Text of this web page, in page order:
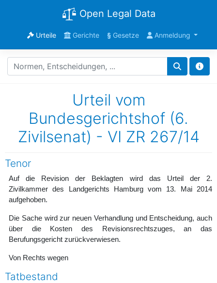
Open Legal Data
Urteile Gerichte §Gesetze Anmeldung
Urteil vom
Bundesgerichtshof (6.
Zivilsenat) - VI ZR 267/14
Tenor
Auf die Revision der Beklagten wird das Urteil der 2.
Zivilkammer des Landgerichts Hamburg vom 13. Mai 2014
aufgehoben.
Die Sache wird zur neuen Verhandlung und Entscheidung, auch
über die Kosten des Revisionsrechtszuges, an das
Berufungsgericht zurückverwiesen.
Von Rechts wegen
Tatbestand